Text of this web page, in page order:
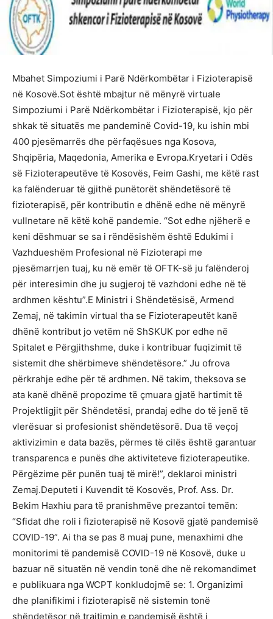
Mbahet Simpoziumi i Parë Ndërkombëtar i Fizioterapisë
në Kosovë.Sot është mbajtur në mënyrë virtuale
Simpoziumi i Parë Ndërkombëtar i Fizioterapisë, kjo për
shkak të situatës me pandeminë Covid-19, ku ishin mbi
400 pjesëmarrës dhe përfaqësues nga Kosova,
Shqipëria, Maqedonia, Amerika e Evropa.Kryetari i Odës
së Fizioterapeutëve të Kosovës, Feim Gashi, me këtë rast
ka falënderuar të gjithë punëtorët shëndetësorë të
fizioterapisë, për kontributin e dhënë edhe në mënyrë
vullnetare në këtë kohë pandemie. “Sot edhe njëherë e
keni dëshmuar se sa i rëndësishëm është Edukimi i
Vazhdueshëm Profesional në Fizioterapi me
pjesëmarrjen tuaj, ku në emër të OFTK-së ju falënderoj
për interesimin dhe ju sugjeroj të vazhdoni edhe në të
ardhmen kështu”.E Ministri i Shëndetësisë, Armend
Zemaj, në takimin virtual tha se Fizioterapeutët kanë
dhënë kontribut jo vetëm në ShSKUK por edhe në
Spitalet e Përgjithshme, duke i kontribuar fuqizimit të
sistemit dhe shërbimeve shëndetësore.” Ju ofrova
përkrahje edhe për të ardhmen. Në takim, theksova se
ata kanë dhënë propozime të çmuara gjatë hartimit të
Projektligjit për Shëndetësi, prandaj edhe do të jenë të
vlerësuar si profesionist shëndetësorë. Dua të veçoj
aktivizimin e data bazës, përmes të cilës është garantuar
transparenca e punës dhe aktiviteteve fizioterapeutike.
Përgëzime për punën tuaj të mirë!”, deklaroi ministri
Zemaj.Deputeti i Kuvendit të Kosovës, Prof. Ass. Dr.
Bekim Haxhiu para të pranishmëve prezantoi temën:
“Sfidat dhe roli i fizioterapisë̈ në Kosovë gjatë pandemisë̈
COVID-19”. Ai tha se pas 8 muaj pune, menaxhimi dhe
monitorimi të pandemisë̈ COVID-19 në Kosovë, duke u
bazuar në situatën në vendin tonë dhe në rekomandimet
e publikuara nga WCPT konkludojmë se: 1. Organizimi
dhe planifikimi i fizioterapisë̈ në sistemin tonë
shëndetësor në trajtimin e pandemisë̈ është i